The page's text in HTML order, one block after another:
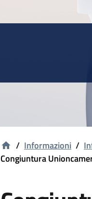
/ Informazioni /
Congiuntura